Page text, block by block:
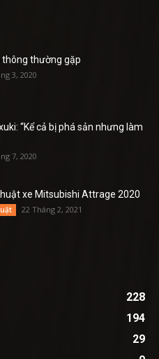
thông thường gặp
3, 2020
“Kể cả bị phá sản nhưng làm
7, 2020
xe Mitsubishi Attrage 2020
22 Tháng 2, 2021
228
194
29